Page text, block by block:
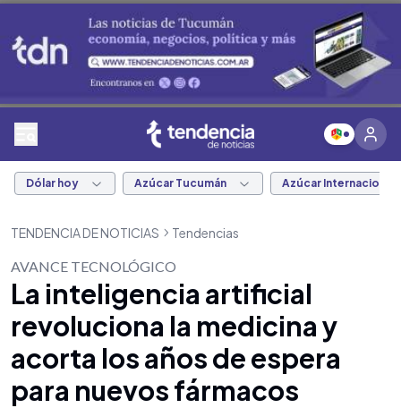
Dólar hoy Azúcar Tucumán Azúcar Internacional
TENDENCIA DE NOTICIAS Tendencias
AVANCE TECNOLÓGICO
La inteligencia artificial
revoluciona la medicina y
acorta los años de espera
para nuevos fármacos